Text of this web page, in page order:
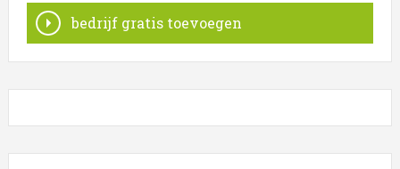
bedrijf gratis toevoegen